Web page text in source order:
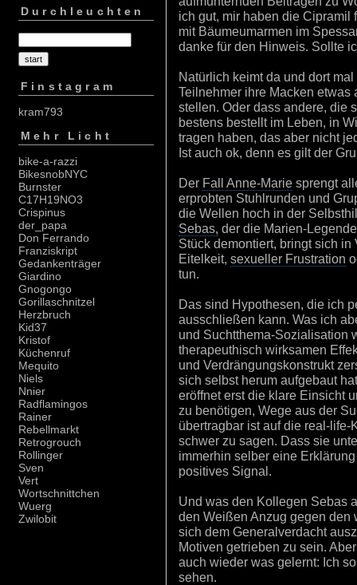
Durchleuchten
Finstagram
kram793
Mehr Licht
bike-a-razzi
BikesnobNYC
Burnster
C17H19NO3
Crispinus
der_papa
Don Ferrando
Franziskript
Gedankenträger
Giardino
Gnogongo
Gorillaschnitzel
Herzbruch
Kid37
Kristof
Küchenruf
Mequito
Niels
Nnier
Radflamingos
Rainer
Rebellmarkt
Retrogrouch
Rollinger
Sven
Vert
Wortschnittchen
Wuerg
Zwilobit
ich gut, mir haben die
mit Bäumeumarmen im
danke für den Hinweis. Sollte
Natürlich keimt da und dort
Teilnehmer ihre Macken
stellen. Oder dass andere, die
bestens bestellt im Leben, in
tragen haben, das aber nicht
Ist auch ok, denn es gilt der
Der Fall Anne-Marie sprengt
erprobten Stuhlrunden und
die Wellen hoch in der
Sebas, der die Marien-
Stück demontiert, bringt sich
Eitelkeit, sexueller Frustration
tun.
Das sind Hypothesen, die ich
ausschließen kann. Was ich
und Suchtthema-Sozialisation
therapeuthisch wirksamen
und Verdrängungskonstrukt
sich selbst herum aufgebaut
eröffnet erst die klare Einsicht
zu benötigen, Wege aus der
übertragbar ist auf die real-
schwer zu sagen. Dass sie
immerhin selber eine
positives Signal.
Und was den Kollegen Sebas
den Weißen Anzug gegen den
sich dem Generalverdacht
Motiven getrieben zu sein.
auch wieder was gelernt: Ich
sehen.